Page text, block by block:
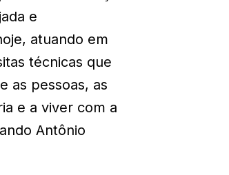
e
atuando em
técnicas que
as pessoas, as
e a viver com a
Antônio